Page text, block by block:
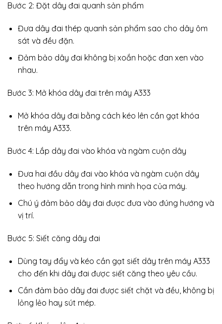
Bước 2: Đặt dây đai quanh sản phẩm
Đưa dây đai thép quanh sản phẩm sao cho dây ôm
sát và đều đặn.
Đảm bảo dây đai không bị xoắn hoặc đan xen vào
nhau.
Bước 3: Mở khóa dây đai trên máy A333
Mở khóa dây đai bằng cách kéo lên cần gạt khóa
trên máy A333.
Bước 4: Lắp dây đai vào khóa và ngàm cuộn dây
Đưa hai đầu dây đai vào khóa và ngàm cuộn dây
theo hướng dẫn trong hình minh họa của máy.
Chú ý đảm bảo dây đai được đưa vào đúng hướng và
vị trí.
Bước 5: Siết căng dây đai
Dùng tay đẩy và kéo cần gạt siết dây trên máy A333
cho đến khi dây đai được siết căng theo yêu cầu.
Cần đảm bảo dây đai được siết chặt và đều, không bị
lỏng lẻo hay sút mép.